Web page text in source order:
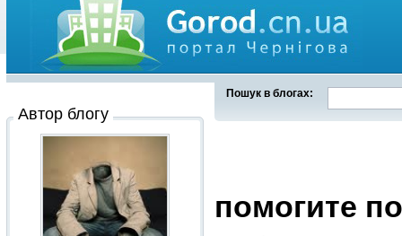
Пошук в блогах:
помогите
Автор блогу